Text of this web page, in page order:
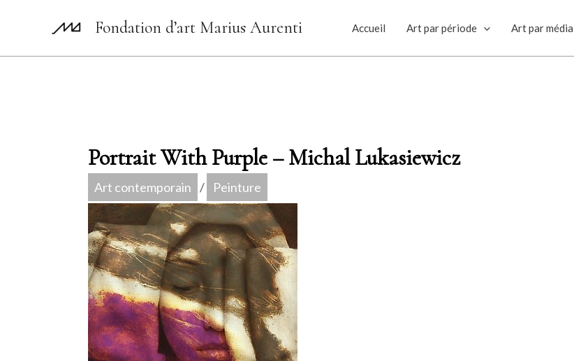
Fondation d’art Marius Aurenti Accueil Art par période Art par média
Portrait With Purple – Michal Lukasiewicz
Art contemporain / Peinture